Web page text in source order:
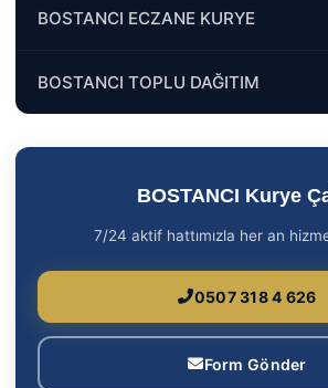
BOSTANCI ECZANE KURYE
BOSTANCI TOPLU DAĞITIM
BOSTANCI Kurye
7/24 aktif hattımızla her an
0507 318 4 626
Form Gönder